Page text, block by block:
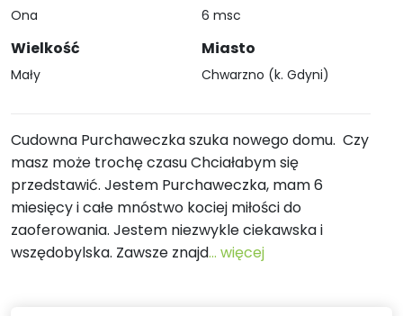
Ona
Wielkość
Mały
6 msc
Miasto
Chwarzno (k. Gdyni)
Cudowna Purchaweczka szuka nowego domu. Czy
masz może trochę czasu Chciałabym się
przedstawić. Jestem Purchaweczka, mam 6
miesięcy i całe mnóstwo kociej miłości do
zaoferowania. Jestem niezwykle ciekawska i
wszędobylska. Zawsze znajd... więcej